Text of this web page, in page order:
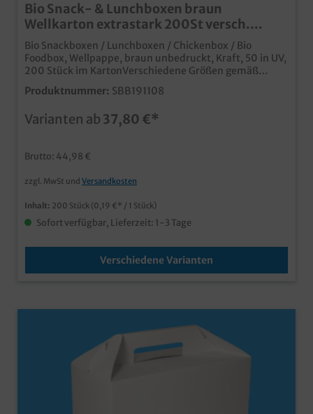
Bio Snack- & Lunchboxen braun
Wellkarton extrastark 200St versch.
Größen
Bio Snackboxen / Lunchboxen / Chickenbox / Bio
Foodbox, Wellpappe, braun unbedruckt, Kraft, 50 in UV,
200 Stück im KartonVerschiedene Größen gemäß
Auswahl:*M = 195x118x80mm (Boden 175x90mm); *L
= 235x140x70mm (Boden 190x110mm); *XL =
umweltfreundliche Verpackung für To Go, Take Away
robuste Ausführungverschiedene Größen für diverse
Fast Food Restaurants, Food Trucks, Imbissbetrieben
Sie einfach unseren Kundenservice
Produktnummer: SBB191108
Varianten ab 37,80 €*
Brutto: 44,98 €
zzgl. MwSt und Versandkosten
Inhalt: 200 Stück (0,19 €* / 1 Stück)
Sofort verfügbar, Lieferzeit: 1-3 Tage
Verschiedene Varianten